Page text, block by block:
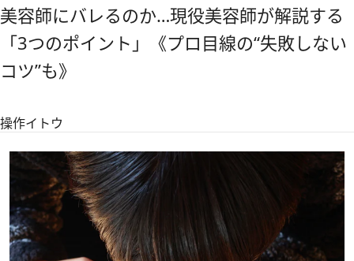
美容師にバレるのか…現役美容師が解説する
「3つのポイント」《プロ目線の“失敗しない
コツ”も》
操作イトウ